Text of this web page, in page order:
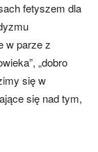
fetyszem dla
w parze z
„dobro
się w
się nad tym,